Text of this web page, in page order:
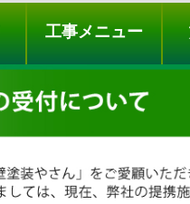
料金プラン
工事メニュー